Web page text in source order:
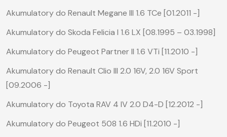
Akumulatory do Renault Megane III 1.6 TCe [01.2011 -]
Akumulatory do Skoda Felicia I 1.6 LX [08.1995 – 03.1998]
Akumulatory do Peugeot Partner II 1.6 VTi [11.2010 -]
Akumulatory do Renault Clio III 2.0 16V, 2.0 16V Sport
[09.2006 -]
Akumulatory do Toyota RAV 4 IV 2.0 D4-D [12.2012 -]
Akumulatory do Peugeot 508 1.6 HDi [11.2010 -]